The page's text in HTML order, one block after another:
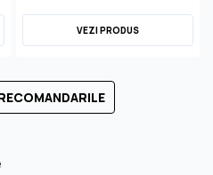
VEZI PRODUS